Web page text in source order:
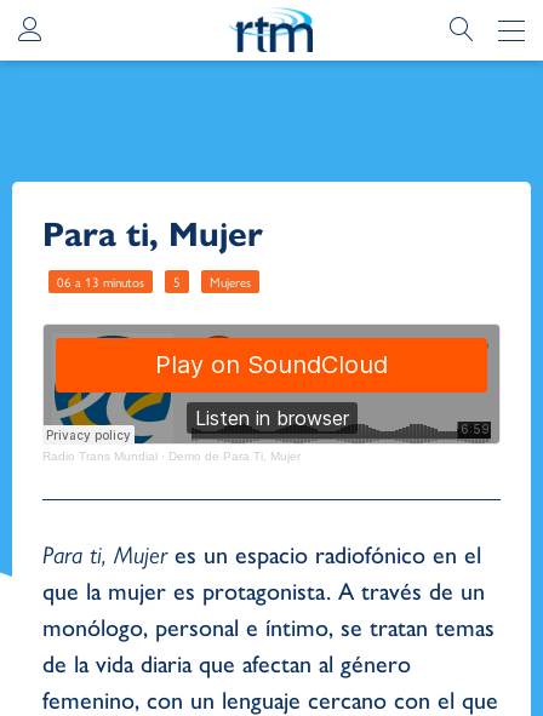
Para ti, Mujer
06 a 13 minutos 5 Mujeres
Radio Trans Mundial · Demo de Para Ti, Mujer
Para ti, Mujeres un espacio radiofónico en el
que la mujer es protagonista. A través de un
monólogo, personal e íntimo, se tratan temas
de la vida diaria que afectan al género
femenino, con un lenguaje cercano con el que